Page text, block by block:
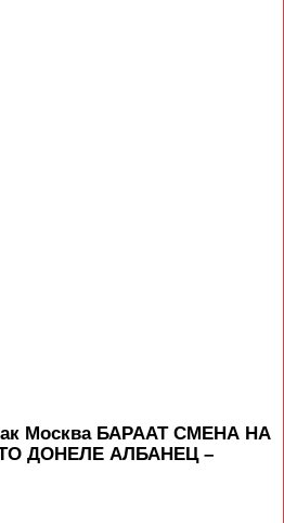
Москва БАРААТ СМЕНА НА
ДОНЕЛЕ АЛБАНЕЦ –